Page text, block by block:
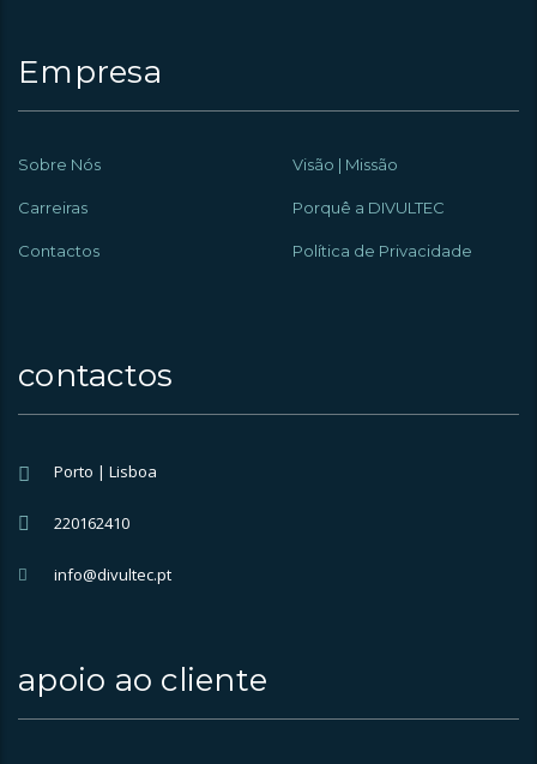
Empresa
Sobre Nós Visão | Missão
Carreiras Porquê a DIVULTEC
Contactos Política de Privacidade
contactos
Porto | Lisboa
220162410
info@divultec.pt
apoio ao cliente